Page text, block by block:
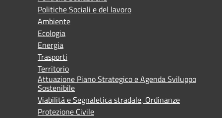
Politiche Sociali e del lavoro
Ambiente
Ecologia
Energia
Trasporti
Territorio
Attuazione Piano Strategico e Agenda Sviluppo
Sostenibile
Viabilità e Segnaletica stradale, Ordinanze
Protezione Civile